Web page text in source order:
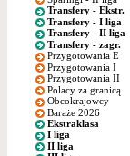
Transfery - Ekstr.
Transfery - I liga
Transfery - II liga
Transfery - zagr.
Przygotowania E
Przygotowania I
Przygotowania II
Polacy za granicą
Obcokrajowcy
Baraże 2026
Ekstraklasa
I liga
II liga